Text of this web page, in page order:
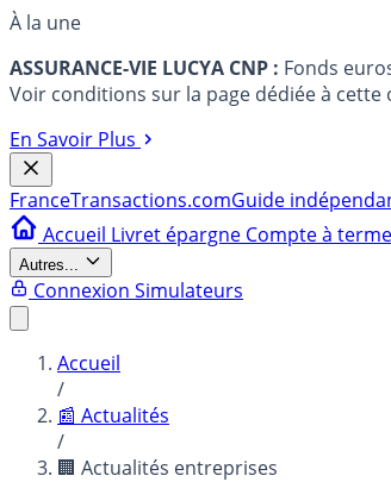
À la une
ASSURANCE-VIE LUCYA CNP : Fonds
Voir conditions sur la page dédiée à cette
En Savoir Plus
FranceTransactions.comGuide
Accueil Livret épargne Compte à terme
Autres...
Connexion Simulateurs
Accueil
/
📰 Actualités
/
🏢 Actualités entreprises